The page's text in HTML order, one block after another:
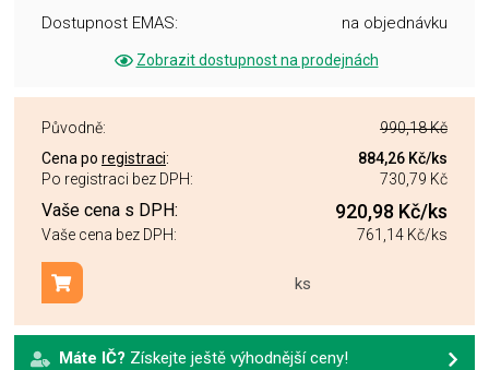
Dostupnost EMAS: na objednávku
Zobrazit dostupnost na prodejnách
Původně:
990,18 Kč
Cena po registraci: 884,26 Kč/ks
Po registraci bez DPH:
730,79 Kč
Vaše cena s DPH: 920,98 Kč/ks
Vaše cena bez DPH: 761,14 Kč/ks
ks
Přidat do košíku
Máte IČ? Získejte ještě výhodnější ceny!